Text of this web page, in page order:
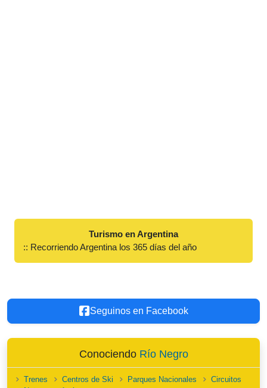
Turismo en Argentina
:: Recorriendo Argentina los 365 días del año
Seguinos en Facebook
Conociendo Río Negro
Trenes Centros de Ski Parques Nacionales
Circuitos